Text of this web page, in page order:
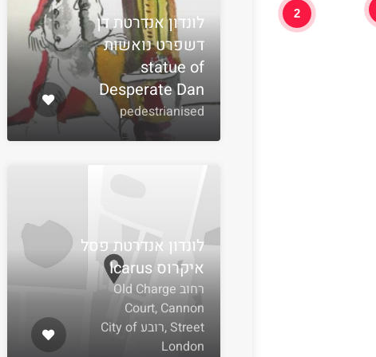
לונדון אנדרטת דן
דשפרט נואשות
statue of
Desperate Dan
pedestrianised
לונדון אנדרטת פסל
איקרוס Icarus
רחוב Old Charge
Court, Cannon
Street ,רובע City of
London
2